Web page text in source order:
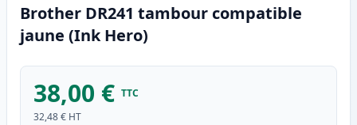
Brother DR241 tambour compatible
jaune (Ink Hero)
38,00 € TTC
32,48 € HT